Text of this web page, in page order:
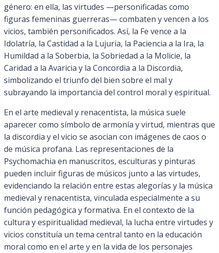
género: en ella, las virtudes —personificadas como
figuras femeninas guerreras— combaten y vencen a los
vicios, también personificados. Así, la Fe vence a la
Idolatría, la Castidad a la Lujuria, la Paciencia a la Ira, la
Humildad a la Soberbia, la Sobriedad a la Molicie, la
Caridad a la Avaricia y la Concordia a la Discordia,
simbolizando el triunfo del bien sobre el mal y
subrayando la importancia del control moral y espiritual.
En el arte medieval y renacentista, la música suele
aparecer como símbolo de armonía y virtud, mientras que
la discordia y el vicio se asocian con imágenes de caos o
de música profana. Las representaciones de la
Psychomachia en manuscritos, esculturas y pinturas
pueden incluir figuras de músicos junto a las virtudes,
evidenciando la relación entre estas alegorías y la música
medieval y renacentista, vinculada especialmente a su
función pedagógica y formativa. En el contexto de la
cultura y espiritualidad medieval, la lucha entre virtudes y
vicios constituía un tema central tanto en la educación
moral como en el arte y en la vida de los personajes